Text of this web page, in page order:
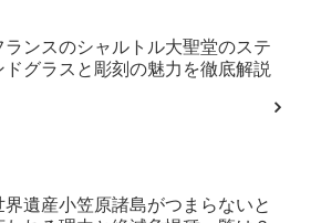
ランスのシャルトル大聖堂のステ
ドグラスと彫刻の魅力を徹底解説
界遺産小笠原諸島がつまらないと